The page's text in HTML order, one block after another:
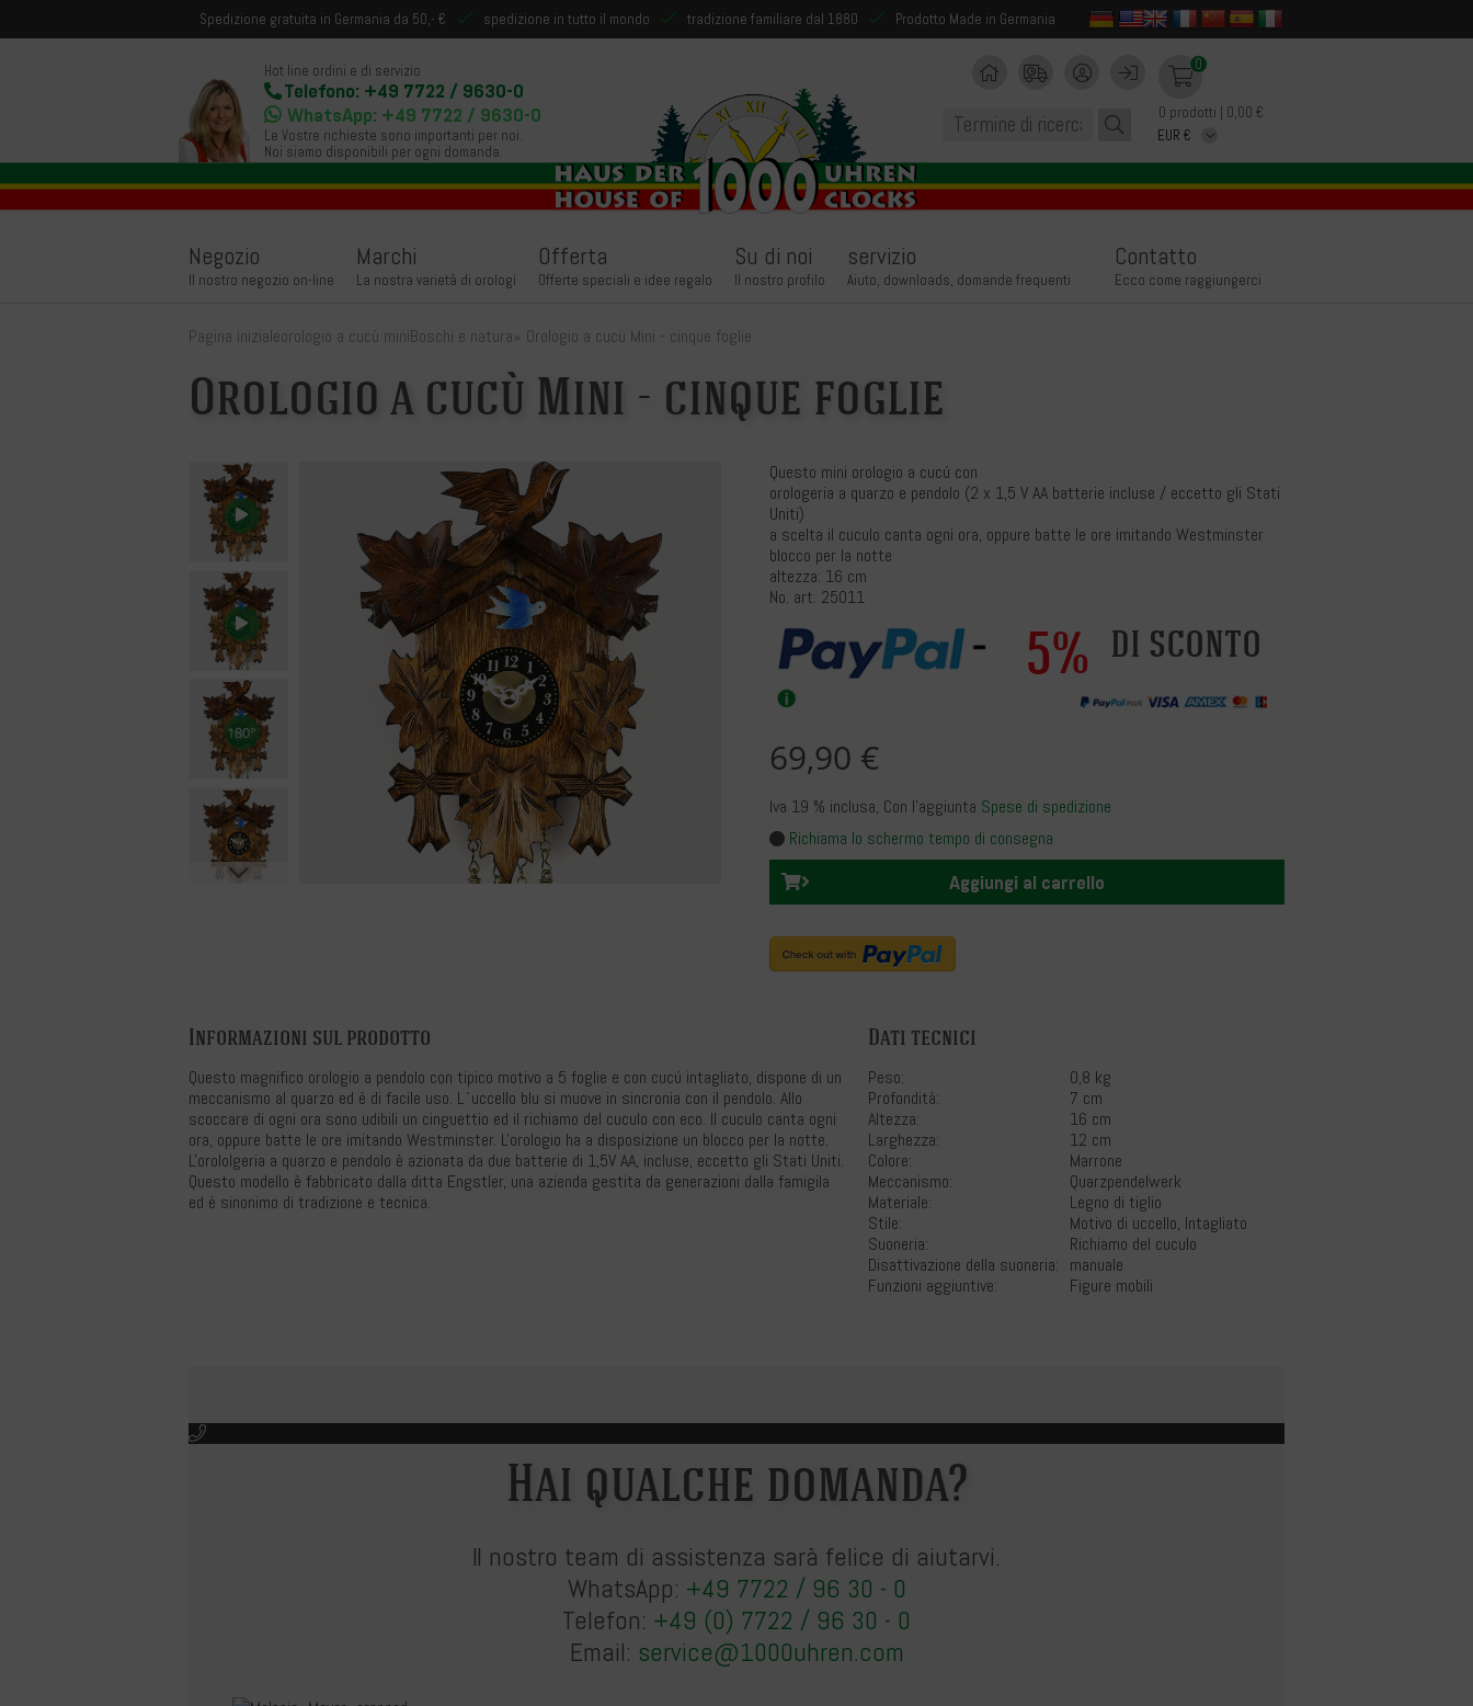
Spedizione gratuita in Germania da 50,- € spedizione in tutto il mondo tradizione familiare dal 1880 Prodotto Made in Germania
Hot line ordini e di servizio
Telefono: +49 7722 / 9630-0
WhatsApp: +49 7722 / 9630-0
Le Vostre richieste sono importanti per noi.
Noi siamo disponibili per ogni domanda.
0
0 prodotti | 0,00 €
Negozio
Il nostro negozio on-line
Marchi
La nostra varietà di orologi
Offerta
Offerte speciali e idee regalo
Su di noi
Il nostro profilo
servizio
Aiuto, downloads, domande frequenti
Contatto
Ecco come raggiungerci
Pagina inizialeorologio a cucù miniBoschi e natura» Orologio a cucù Mini - cinque foglie
Orologio a cucù Mini - cinque foglie
Questo mini orologio a cucú con
orologeria a quarzo e pendolo (2 x 1,5 V AA batterie incluse / eccetto gli Stati
Uniti)
a scelta il cuculo canta ogni ora, oppure batte le ore imitando Westminster
blocco per la notte
altezza: 16 cm
No. art. 25011
5% di sconto
69,90 €
Iva 19 % inclusa, Con l’aggiunta Spese di spedizione
Richiama lo schermo tempo di consegna
Aggiungi al carrello
Informazioni sul prodotto
Questo magnifico orologio a pendolo con tipico motivo a 5 foglie e con cucú intagliato, dispone di un
meccanismo al quarzo ed é di facile uso. L´uccello blu si muove in sincronia con il pendolo. Allo
scoccare di ogni ora sono udibili un cinguettio ed il richiamo del cuculo con eco. Il cuculo canta ogni
ora, oppure batte le ore imitando Westminster. L'orologio ha a disposizione un blocco per la notte.
L'orololgeria a quarzo e pendolo è azionata da due batterie di 1,5V AA, incluse, eccetto gli Stati Uniti.
Questo modello è fabbricato dalla ditta Engstler, una azienda gestita da generazioni dalla famigila
ed è sinonimo di tradizione e tecnica.
Dati tecnici
Peso:
0,8 kg
Profondità:
7 cm
Altezza:
16 cm
Larghezza:
12 cm
Colore:
Marrone
Meccanismo:
Quarzpendelwerk
Materiale:
Legno di tiglio
Stile:
Motivo di uccello, Intagliato
Suoneria:
Richiamo del cuculo
Disattivazione della suoneria:
manuale
Funzioni aggiuntive:
Figure mobili
Hai qualche domanda?
Il nostro team di assistenza sarà felice di aiutarvi.
WhatsApp: +49 7722 / 96 30 - 0
Telefon: +49 (0) 7722 / 96 30 - 0
Email: service@1000uhren.com